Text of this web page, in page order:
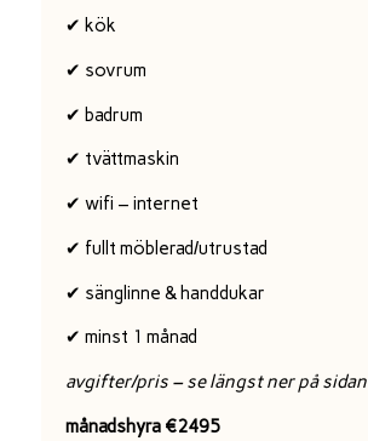
✔ kök
✔ sovrum
✔ badrum
✔ tvättmaskin
✔ wifi – internet
✔ fullt möblerad/utrustad
✔ sänglinne & handdukar
✔ minst 1 månad
avgifter/pris – se längst ner på sidan
månadshyra €2495